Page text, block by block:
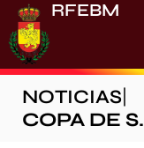
RFEBM
NOTICIAS
COPA DE